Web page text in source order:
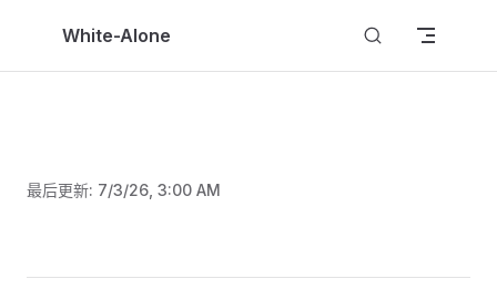
Skip to content
White-Alone
最后更新: 7/3/26, 3:00 AM